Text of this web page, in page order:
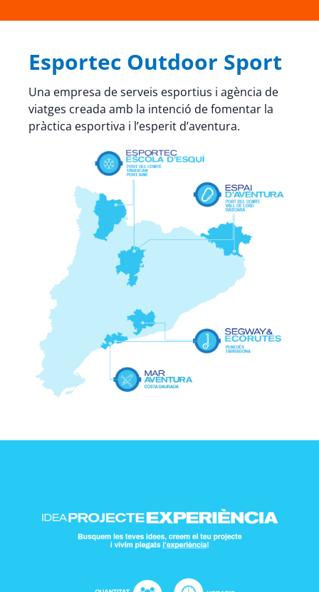
Esportec Outdoor Sport
Una empresa de serveis esportius i agència de
viatges creada amb la intenció de fomentar la
pràctica esportiva i l’esperit d’aventura.